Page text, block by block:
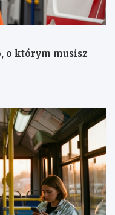
o którym musisz